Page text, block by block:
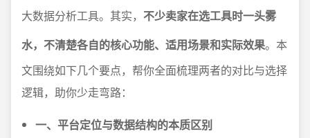
大数据分析工具。其实， 不少卖家在选工具时一头雾
水，不清楚各自的核心功能、适用场景和实际效果。本
文围绕如下几个要点，帮你全面梳理两者的对比与选择
逻辑，助你少走弯路：
一、平台定位与数据结构的本质区别